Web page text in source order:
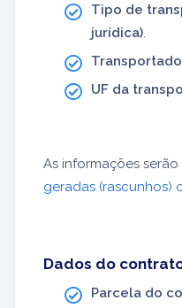
Tipo de
jurídica)
UF da
As informações
geradas (rascunhos)
Dados do
Parcela do